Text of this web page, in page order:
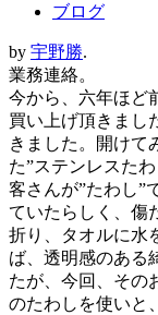
ブログ
by 宇野勝.
業務連絡。
今から、六年ほど
買い上げ頂きまし
きました。開けて
た”ステンレスた
客さんが”たわし”
ていたらしく、傷
折り、タオルに水
ば、透明感のある
たが、今回、その
のたわしを使いと